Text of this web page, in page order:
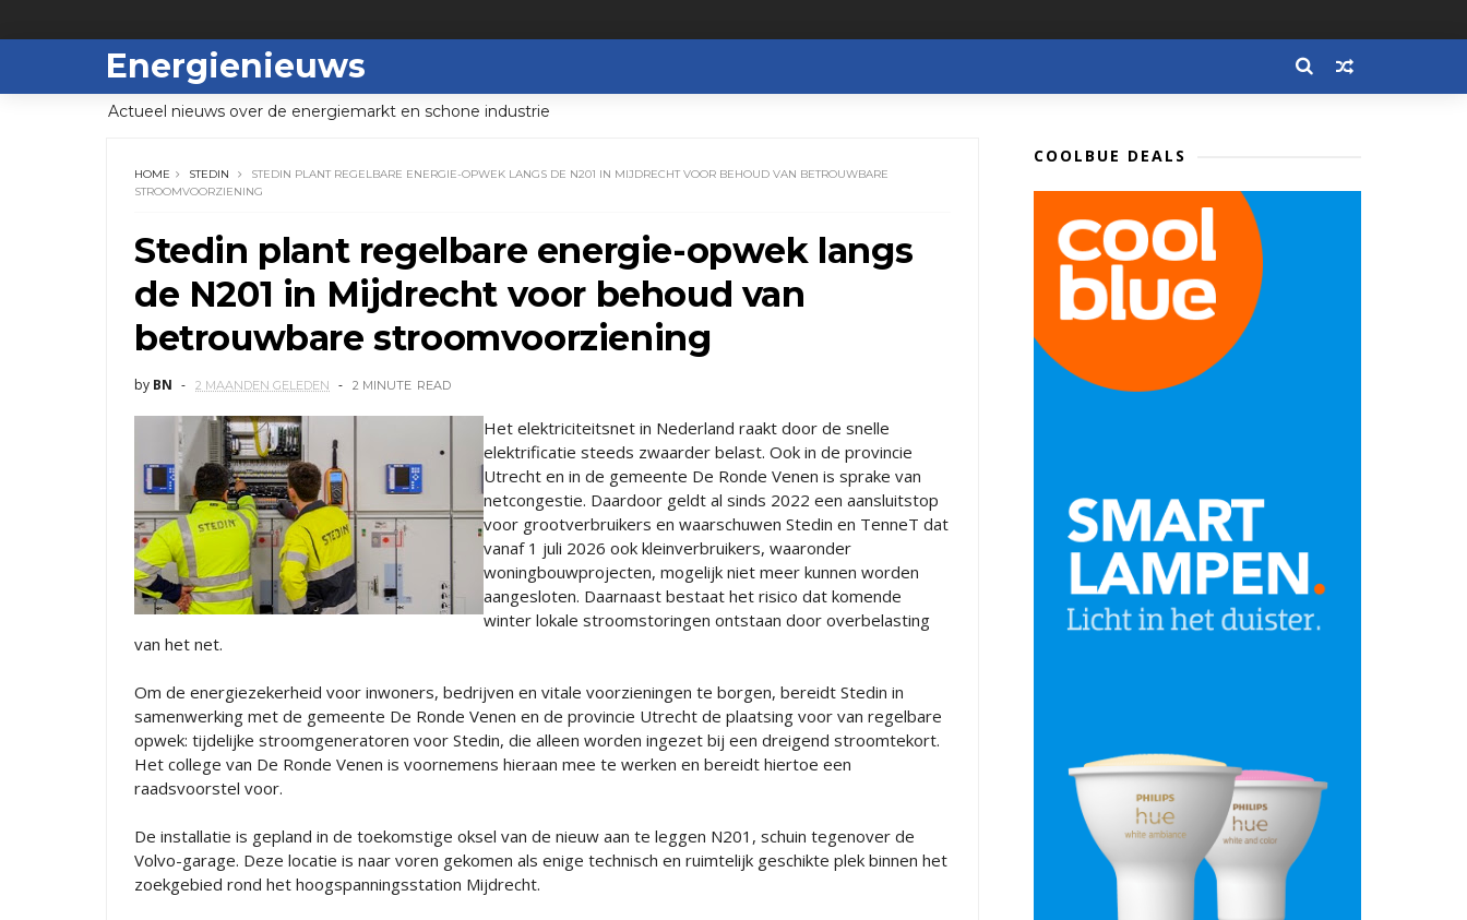
Energienieuws
Actueel nieuws over de energiemarkt en schone industrie
HOME STEDIN
STEDIN PLANT REGELBARE ENERGIE-OPWEK LANGS DE N201 IN MIJDRECHT VOOR BEHOUD VAN BETROUWBARE
STROOMVOORZIENING
Stedin plant regelbare energie-opwek langs
de N201 in Mijdrecht voor behoud van
betrouwbare stroomvoorziening
by BN 2 MAANDEN GELEDEN 2 MINUTE READ
Het elektriciteitsnet in Nederland raakt door de snelle
elektrificatie steeds zwaarder belast. Ook in de provincie
Utrecht en in de gemeente De Ronde Venen is sprake van
netcongestie. Daardoor geldt al sinds 2022 een aansluitstop
voor grootverbruikers en waarschuwen Stedin en TenneT dat
vanaf 1 juli 2026 ook kleinverbruikers, waaronder
woningbouwprojecten, mogelijk niet meer kunnen worden
aangesloten. Daarnaast bestaat het risico dat komende
winter lokale stroomstoringen ontstaan door overbelasting
van het net.
Om de energiezekerheid voor inwoners, bedrijven en vitale voorzieningen te borgen, bereidt Stedin in
samenwerking met de gemeente De Ronde Venen en de provincie Utrecht de plaatsing voor van regelbare
opwek: tijdelijke stroomgeneratoren voor Stedin, die alleen worden ingezet bij een dreigend stroomtekort.
Het college van De Ronde Venen is voornemens hieraan mee te werken en bereidt hiertoe een
raadsvoorstel voor.
De installatie is gepland in de toekomstige oksel van de nieuw aan te leggen N201, schuin tegenover de
Volvo-garage. Deze locatie is naar voren gekomen als enige technisch en ruimtelijk geschikte plek binnen het
zoekgebied rond het hoogspanningsstation Mijdrecht.
COOLBUE DEALS